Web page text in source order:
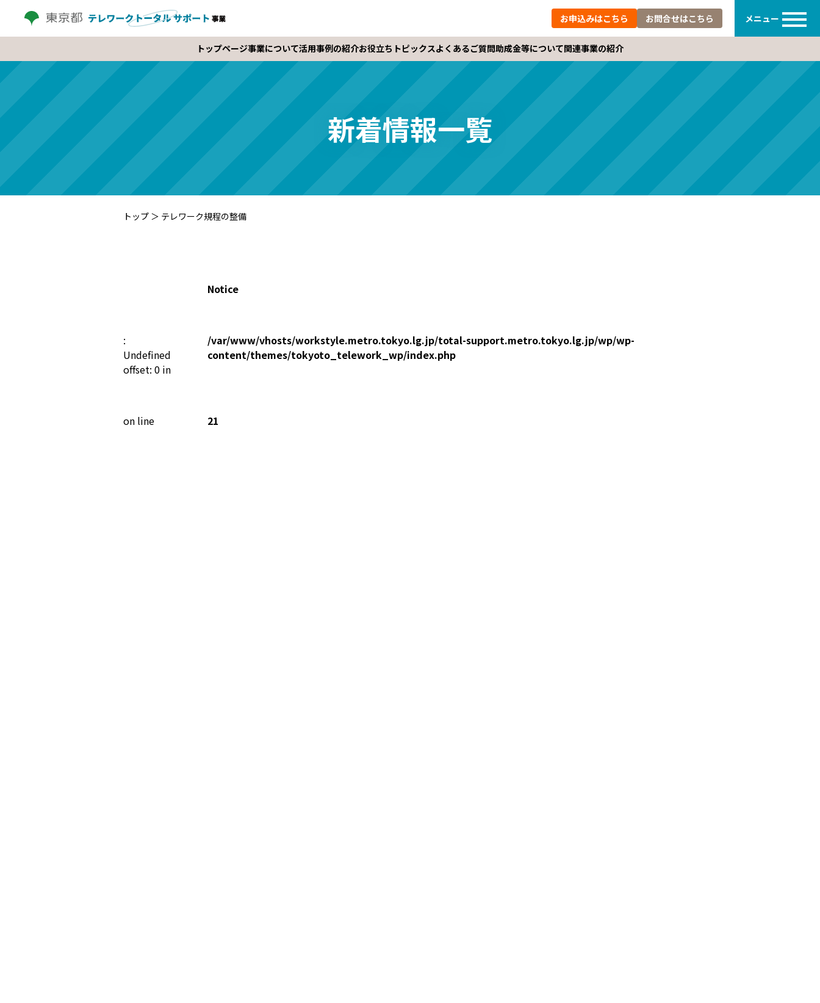
お申込みはこちら お問合せはこちら メニュー
トップページ事業について活用事例の紹介お役立ちトピックスよくあるご質問助成金等について関連事業の紹介
新着情報一覧
トップ ＞ テレワーク規程の整備
Notice
:
Undefined
offset: 0 in
/var/www/vhosts/workstyle.metro.tokyo.lg.jp/total-support.metro.tokyo.lg.jp/wp/wp-
content/themes/tokyoto_telework_wp/index.php
on line 21